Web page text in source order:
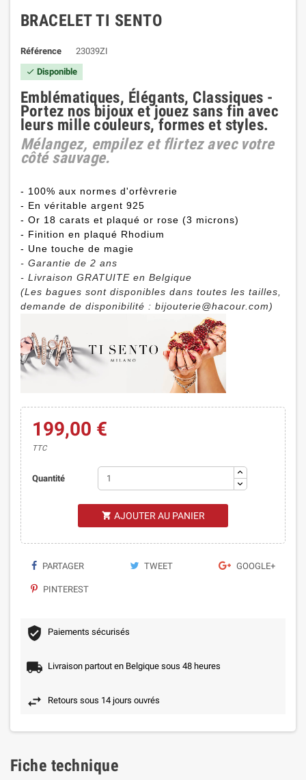
BRACELET TI SENTO
Référence 23039ZI
 Disponible
Emblématiques, Élégants, Classiques -
Portez nos bijoux et jouez sans fin avec
leurs mille couleurs, formes et styles.
Mélangez, empilez et flirtez avec votre
côté sauvage.
- 100% aux normes d'orfèvrerie
- En véritable argent 925
- Or 18 carats et plaqué or rose (3 microns)
- Finition en plaqué Rhodium
- Une touche de magie
- Garantie de 2 ans
- Livraison GRATUITE en Belgique
(Les bagues sont disponibles dans toutes les tailles,
demande de disponibilité : bijouterie@hacour.com)
199,00 €
TTC
Quantité
 AJOUTER AU PANIER
PARTAGER TWEET GOOGLE+
PINTEREST
Paiements sécurisés
Livraison partout en Belgique sous 48 heures
Retours sous 14 jours ouvrés
Fiche technique